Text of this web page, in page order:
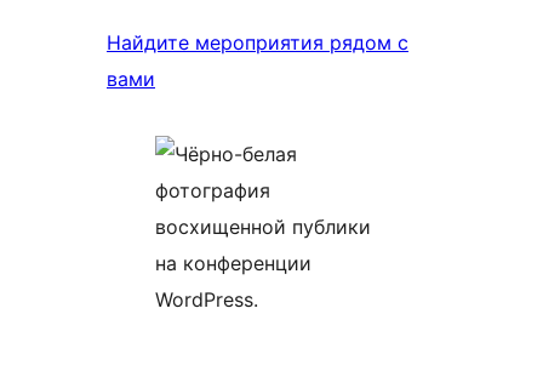
Найдите мероприятия рядом с
вами